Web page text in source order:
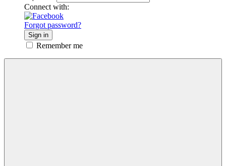
Connect with:
Forgot password?
Sign in
Remember me